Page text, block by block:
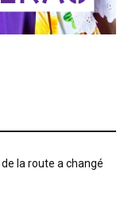
la route a changé